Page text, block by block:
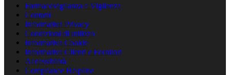
Farmacovigilanza e Vigilanza
Contatti
Informativa Privacy
Condizioni di utilizzo
Informativa Cookie
Informativa Clienti e Fornitori
Accessibilità
Compliance Helpline